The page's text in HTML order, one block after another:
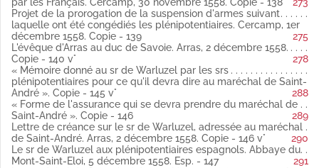
Copie (Publié par Weiss).
Fol. 84 L'évêque d'Arras au duc de Savoie. Cercamp, 23 octobre
1558 latin
Copie.
Fol. 84 vo Le roi Philippe II à l'évêque d'Arras. « Bruhon », 24
octobre 1558 espagnol
Copie.
Fol. 85 vo L'évêque d'Arras au roi Philippe II. 25 octobre 1558
espagnol
Copie incomplète
(Analyse par Weiss).
Fol. 86 Les plénipotentiaires espagnols au roi Philippe II.
Cercamp, 24 octobre 1558 latin
Copie (Publié par Weiss). (Le commencement manque).
par les Français. Cercamp, 30 novembre 1558. Copie - 138
273
Projet de la prorogation de la suspension d'armes suivant
laquelle ont été congédiés les plénipotentiaires. Cercamp, 1er
décembre 1558. Copie - 139
275
L'évêque d'Arras au duc de Savoie. Arras, 2 décembre 1558.
Copie - 140 v°
278
« Mémoire donné au sr de Warluzel par les srs
plénipotentiaires pour ce qu'il devra dire au maréchal de Saint-
André ». Copie - 145 v°
288
« Forme de l'assurance qui se devra prendre du maréchal de
Saint-André ». Copie - 146
289
Lettre de créance sur le sr de Warluzel, adressée au maréchal
de Saint-André. Arras, 2 décembre 1558. Copie - 146 v°
290
Le sr de Warluzel aux plénipotentiaires espagnols. Abbaye du
Mont-Saint-Eloi, 5 décembre 1558. Esp. - 147
291